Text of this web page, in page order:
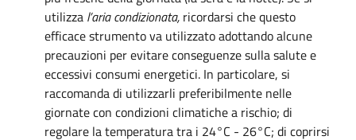
utilizza l’aria condizionata, ricordarsi che questo
efficace strumento va utilizzato adottando alcune
precauzioni per evitare conseguenze sulla salute e
eccessivi consumi energetici. In particolare, si
raccomanda di utilizzarli preferibilmente nelle
giornate con condizioni climatiche a rischio; di
regolare la temperatura tra i 24°C - 26°C; di coprirsi